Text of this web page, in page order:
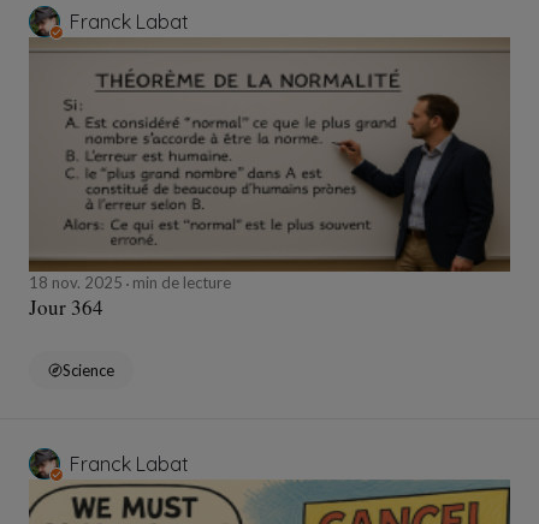
Franck Labat
18 nov. 2025 min de lecture
Jour 364
Science
Franck Labat